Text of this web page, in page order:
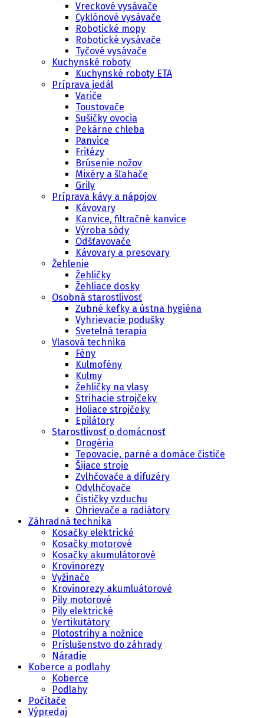
Vreckové vysávače
Cyklónové vysávače
Robotické mopy
Robotické vysávače
Tyčové vysávače
Kuchynské roboty
Kuchynské roboty ETA
Príprava jedál
Variče
Toustovače
Sušičky ovocia
Pekárne chleba
Panvice
Fritézy
Brúsenie nožov
Mixéry a šľahače
Grily
Príprava kávy a nápojov
Kávovary
Kanvice, filtračné kanvice
Výroba sódy
Odšťavovače
Kávovary a presovary
Žehlenie
Žehličky
Žehliace dosky
Osobná starostlivosť
Zubné kefky a ústna hygiéna
Vyhrievacie podušky
Svetelná terapia
Vlasová technika
Fény
Kulmofény
Kulmy
Žehličky na vlasy
Strihacie strojčeky
Holiace strojčeky
Epilátory
Starostlivosť o domácnosť
Drogéria
Tepovacie, parné a domáce čističe
Šijace stroje
Zvlhčovače a difuzéry
Odvlhčovače
Čističky vzduchu
Ohrievače a radiátory
Záhradná technika
Kosačky elektrické
Kosačky motorové
Kosačky akumulátorové
Krovinorezy
Vyžinače
Krovinorezy akumluátorové
Pily motorové
Pily elektrické
Vertikutátory
Plotostrihy a nožnice
Príslušenstvo do záhrady
Náradie
Koberce a podlahy
Koberce
Podlahy
Počítače
Výpredaj